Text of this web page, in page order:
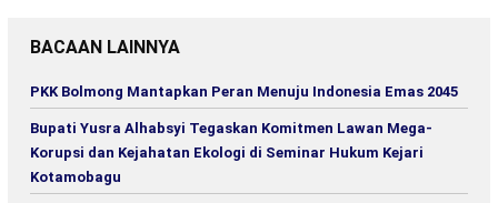
BACAAN LAINNYA
PKK Bolmong Mantapkan Peran Menuju Indonesia Emas 2045
Bupati Yusra Alhabsyi Tegaskan Komitmen Lawan Mega-
Korupsi dan Kejahatan Ekologi di Seminar Hukum Kejari
Kotamobagu